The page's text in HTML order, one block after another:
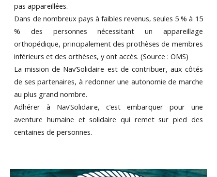
pas appareillées.
Dans de nombreux pays à faibles revenus, seules 5 % à 15
% des personnes nécessitant un appareillage
orthopédique, principalement des prothèses de membres
inférieurs et des orthèses, y ont accès. (Source : OMS)
La mission de Nav’Solidaire est de contribuer, aux côtés
de ses partenaires, à redonner une autonomie de marche
au plus grand nombre.
Adhérer à Nav’Solidaire, c’est embarquer pour une
aventure humaine et solidaire qui remet sur pied des
centaines de personnes.